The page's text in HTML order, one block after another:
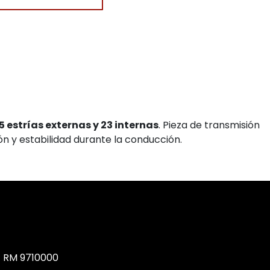
estrías externas y 23 internas. Pieza de transmisión
y estabilidad durante la conducción.
9710000